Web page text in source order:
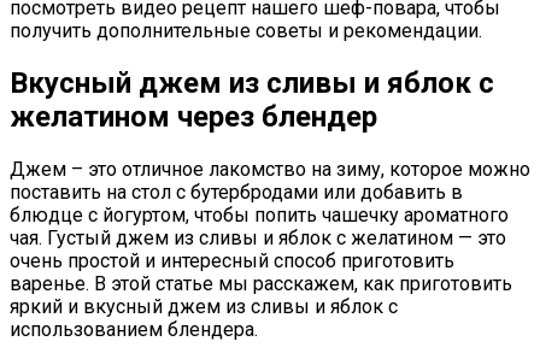
посмотреть видео рецепт нашего шеф-повара, чтобы
получить дополнительные советы и рекомендации.
Вкусный джем из сливы и яблок с
желатином через блендер
Джем – это отличное лакомство на зиму, которое можно
поставить на стол с бутербродами или добавить в
блюдце с йогуртом, чтобы попить чашечку ароматного
чая. Густый джем из сливы и яблок с желатином — это
очень простой и интересный способ приготовить
варенье. В этой статье мы расскажем, как приготовить
яркий и вкусный джем из сливы и яблок с
использованием блендера.